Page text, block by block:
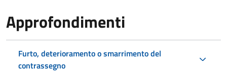
Approfondimenti
Furto, deterioramento o smarrimento del
contrassegno